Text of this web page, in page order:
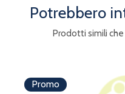
Potrebbero
Prodotti simili
Promo